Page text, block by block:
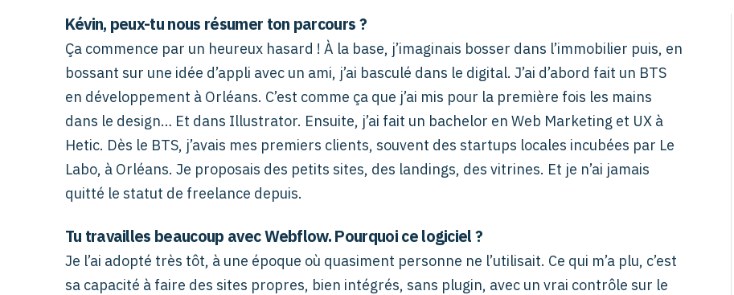
Kévin, peux-tu nous résumer ton parcours ?
Ça commence par un heureux hasard ! À la base, j’imaginais bosser dans l’immobilier puis, en
bossant sur une idée d’appli avec un ami, j’ai basculé dans le digital. J’ai d’abord fait un BTS
en développement à Orléans. C’est comme ça que j’ai mis pour la première fois les mains
dans le design… Et dans Illustrator. Ensuite, j’ai fait un bachelor en Web Marketing et UX à
Hetic. Dès le BTS, j’avais mes premiers clients, souvent des startups locales incubées par Le
Labo, à Orléans. Je proposais des petits sites, des landings, des vitrines. Et je n’ai jamais
quitté le statut de freelance depuis.
Tu travailles beaucoup avec Webflow. Pourquoi ce logiciel ?
Je l’ai adopté très tôt, à une époque où quasiment personne ne l’utilisait. Ce qui m’a plu, c’est
sa capacité à faire des sites propres, bien intégrés, sans plugin, avec un vrai contrôle sur le